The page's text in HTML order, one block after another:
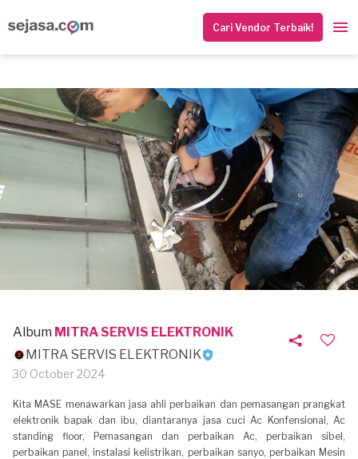
Cari Vendor Terbaik!
Album MITRA SERVIS ELEKTRONIK
MITRA SERVIS ELEKTRONIK
30 October 2024
Kita MASE menawarkan jasa ahli perbaikan dan pemasangan prangkat
elektronik bapak dan ibu, diantaranya jasa cuci Ac Konfensional, Ac
standing floor, Pemasangan dan perbaikan Ac, perbaikan sibel,
perbaikan panel, instalasi kelistrikan, perbaikan sanyo, perbaikan Mesin